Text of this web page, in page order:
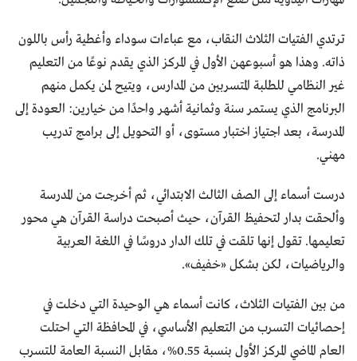
ترتدي الفتيات الثلاث النقاب، مع عباءات سوداء وأغطية رأس باللون
ذاته. وهذا هو أسبوعهن الأول في المركز الذي يقدم نوعًا من التعليم
غير النظامي للطلبة المتسربين من المدارس، ويتيح لمن يكمل منهم
البرنامج الذي يستمر سنة وثمانية أشهر واحدًا من خيارين: العودة إلى
المدرسة، بعد اجتياز اختبار مستوى، أو التحويل إلى برامج تدريب
مهني.
درست أسماء إلى الصف الثالث الابتدائي، ثم أخرجت من المدرسة
وألحقت بدار لتحفيظ القرآن، حيث أصبحت دراسة القرآن هي محور
تعليمها. تقول إنها تلقت في تلك الدار دروسًا في اللغة العربية
والرياضيات، لكن بشكل «خفيف».
من بين الفتيات الثلاث، كانت أسماء هي الوحيدة التي دخلت في
إحصائيات التسرب من التعليم الأساسي، في المحافظة التي احتلت
العام الماضي المركز الأول بنسبة 0.55%، مقابل النسبة العامة للتسرب